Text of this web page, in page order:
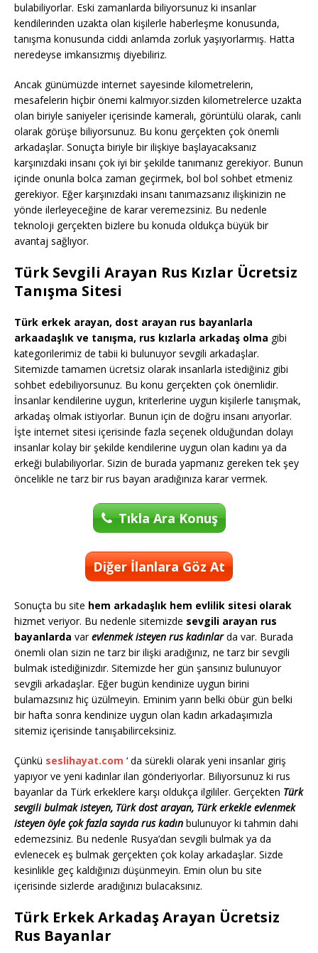
bulabiliyorlar. Eski zamanlarda biliyorsunuz ki insanlar
kendilerinden uzakta olan kişilerle haberleşme konusunda,
tanışma konusunda ciddi anlamda zorluk yaşıyorlarmış. Hatta
neredeyse imkansızmış diyebiliriz.
Ancak günümüzde internet sayesinde kilometrelerin,
mesafelerin hiçbir önemi kalmıyor.sizden kilometrelerce uzakta
olan biriyle saniyeler içerisinde kameralı, görüntülü olarak, canlı
olarak görüşe biliyorsunuz. Bu konu gerçekten çok önemli
arkadaşlar. Sonuçta biriyle bir ilişkiye başlayacaksanız
karşınızdaki insanı çok iyi bir şekilde tanımanız gerekiyor. Bunun
içinde onunla bolca zaman geçirmek, bol bol sohbet etmeniz
gerekiyor. Eğer karşınızdaki insanı tanımazsanız ilişkinizin ne
yönde ilerleyeceğine de karar veremezsiniz. Bu nedenle
teknoloji gerçekten bizlere bu konuda oldukça büyük bir
avantaj sağlıyor.
Türk Sevgili Arayan Rus Kızlar Ücretsiz
Tanışma Sitesi
Türk erkek arayan, dost arayan rus bayanlarla
arkaadaşlık ve tanışma, rus kızlarla arkadaş olma gibi
kategorilerimiz de tabii ki bulunuyor sevgili arkadaşlar.
Sitemizde tamamen ücretsiz olarak insanlarla istediğiniz gibi
sohbet edebiliyorsunuz. Bu konu gerçekten çok önemlidir.
İnsanlar kendilerine uygun, kriterlerine uygun kişilerle tanışmak,
arkadaş olmak istiyorlar. Bunun için de doğru insanı arıyorlar.
İşte internet sitesi içerisinde fazla seçenek olduğundan dolayı
insanlar kolay bir şekilde kendilerine uygun olan kadını ya da
erkeği bulabiliyorlar. Sizin de burada yapmanız gereken tek şey
öncelikle ne tarz bir rus bayan aradığınıza karar vermek.
Tıkla Ara Konuş
Diğer İlanlara Göz At
Sonuçta bu site hem arkadaşlık hem evlilik sitesi olarak
hizmet veriyor. Bu nedenle sitemizde sevgili arayan rus
bayanlarda varevlenmek isteyen rus kadınlarda var. Burada
önemli olan sizin ne tarz bir ilişki aradığınız, ne tarz bir sevgili
bulmak istediğinizdır. Sitemizde her gün şansınız bulunuyor
sevgili arkadaşlar. Eğer bugün kendinize uygun birini
bulamazsınız hiç üzülmeyin. Eminim yarın belki öbür gün belki
bir hafta sonra kendinize uygun olan kadın arkadaşımızla
sitemiz içerisinde tanışabilirceksiniz.
Çünkü seslihayat.com ‘ da sürekli olarak yeni insanlar giriş
yapıyor ve yeni kadınlar ilan gönderiyorlar. Biliyorsunuz ki rus
bayanlar da Türk erkeklere karşı oldukça ilgililer. Gerçekten Türk
sevgili bulmak isteyen, Türk dost arayan, Türk erkekle evlenmek
isteyen öyle çok fazla sayıda rus kadın bulunuyor ki tahmin dahi
edemezsiniz. Bu nedenle Rusya’dan sevgili bulmak ya da
evlenecek eş bulmak gerçekten çok kolay arkadaşlar. Sizde
kesinlikle geç kaldığınızı düşünmeyin. Emin olun bu site
içerisinde sizlerde aradığınızı bulacaksınız.
Türk Erkek Arkadaş Arayan Ücretsiz
Rus Bayanlar